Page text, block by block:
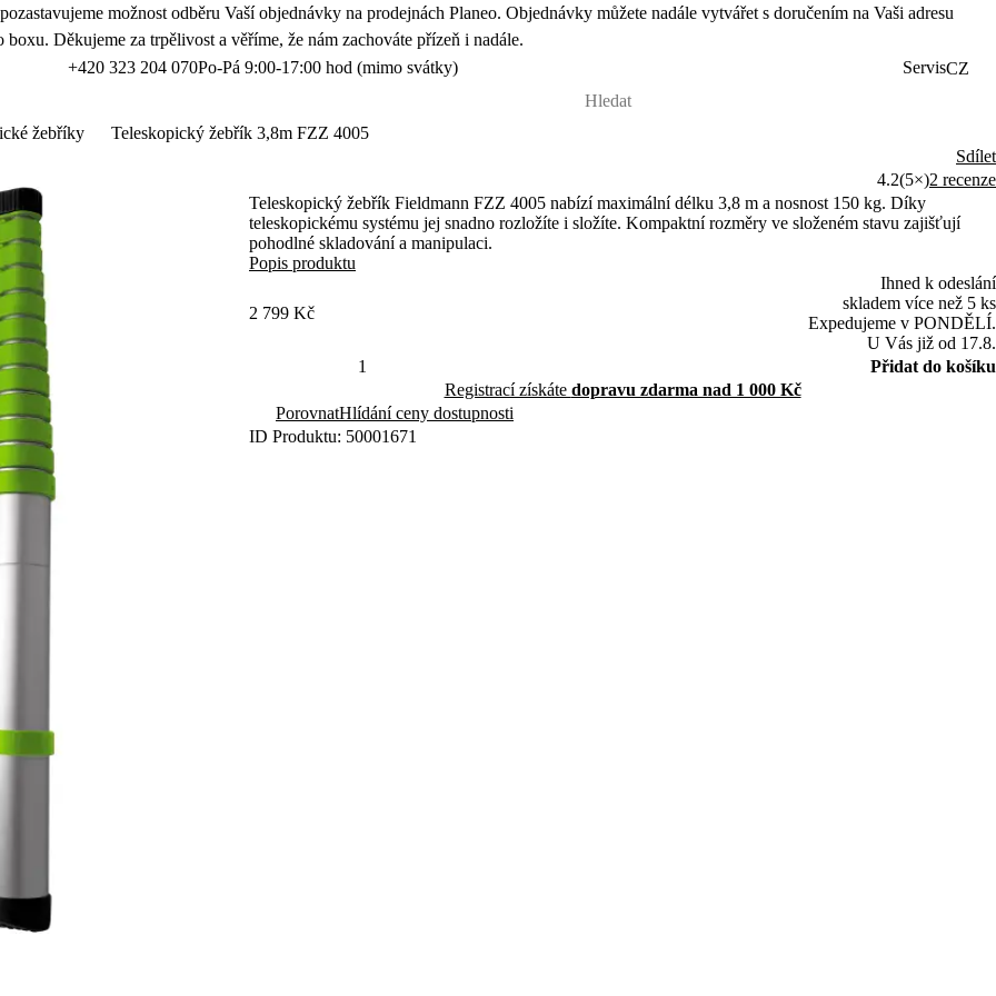
možnost odběru Vaší objednávky na prodejnách Planeo. Objednávky můžete nadále vytvářet s doručením na Vaši adresu
boxu. Děkujeme za trpělivost a věříme, že nám zachováte přízeň i nadále.
+420 323 204 070Po-Pá 9:00-17:00 hod (mimo svátky) ServisCZ
žebříky
Teleskopický žebřík 3,8m FZZ 4005
Sdílet
4.2(5×)2 recenze
Teleskopický žebřík Fieldmann FZZ 4005 nabízí maximální délku 3,8 m a nosnost 150 kg. Díky
teleskopickému systému jej snadno rozložíte i složíte. Kompaktní rozměry ve složeném stavu zajišťují
pohodlné skladování a manipulaci.
Popis produktu
2 799 Kč
Ihned k odeslání
skladem více než 5 ks
Expedujeme v PONDĚLÍ.
U Vás již od 17.8.
Přidat do košíku
Registrací získáte dopravu zdarma nad 1 000 Kč
PorovnatHlídání ceny dostupnosti
ID Produktu: 50001671